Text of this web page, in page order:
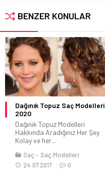
BENZER KONULAR
Dağınık Topuz Saç Modelleri
2020
Dağınık Topuz Modelleri
Hakkında Aradığınız Her Şey
Kolay ve her...
Saç
Saç Modelleri
24.07.2017
0